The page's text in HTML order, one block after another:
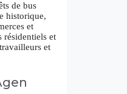
de bus
historique,
et
résidentiels et
et